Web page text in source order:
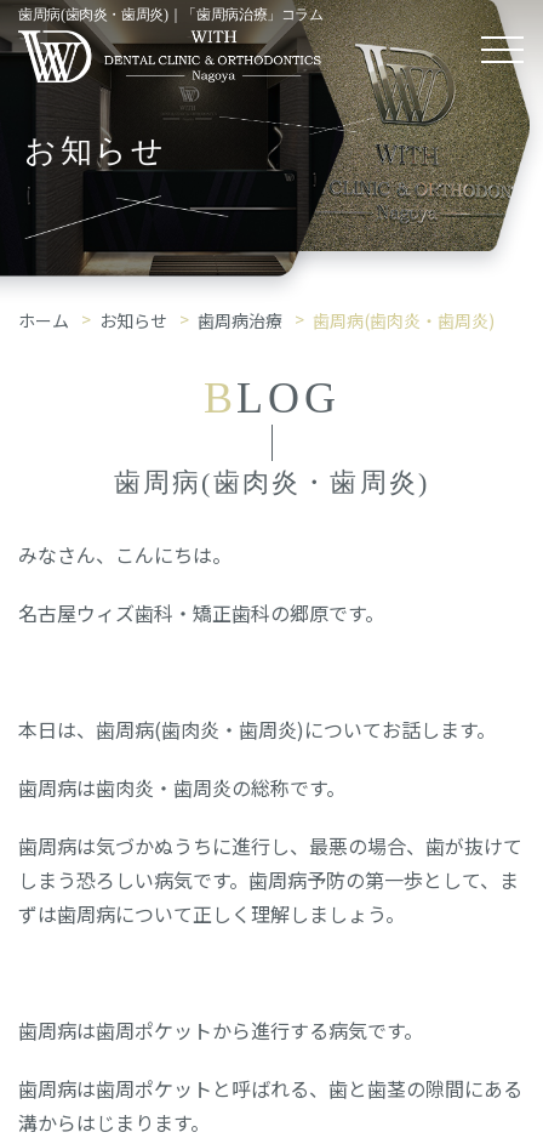
歯周病(歯肉炎・歯周炎)｜「歯周病治療」コラム
お知らせ
ホーム お知らせ 歯周病治療 歯周病(歯肉炎・歯周炎)
BLOG
歯周病(歯肉炎・歯周炎)
みなさん、こんにちは。
名古屋ウィズ歯科・矯正歯科の郷原です。
本日は、歯周病(歯肉炎・歯周炎)についてお話します。
歯周病は歯肉炎・歯周炎の総称です。
歯周病は気づかぬうちに進行し、最悪の場合、歯が抜けて
しまう恐ろしい病気です。歯周病予防の第一歩として、ま
ずは歯周病について正しく理解しましょう。
歯周病は歯周ポケットから進行する病気です。
歯周病は歯周ポケットと呼ばれる、歯と歯茎の隙間にある
溝からはじまります。